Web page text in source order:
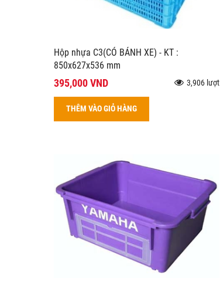
Hộp nhựa C3(CÓ BÁNH XE) - KT :
850x627x536 mm
395,000 VND 3,906 lượt
THÊM VÀO GIỎ HÀNG